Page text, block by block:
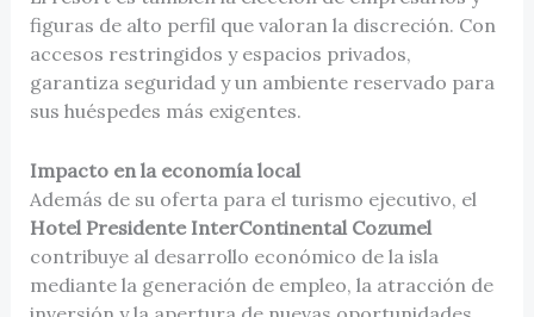
figuras de alto perfil que valoran la discreción. Con
accesos restringidos y espacios privados,
garantiza seguridad y un ambiente reservado para
sus huéspedes más exigentes.
Impacto en la economía local
Además de su oferta para el turismo ejecutivo, el
Hotel Presidente InterContinental Cozumel
contribuye al desarrollo económico de la isla
mediante la generación de empleo, la atracción de